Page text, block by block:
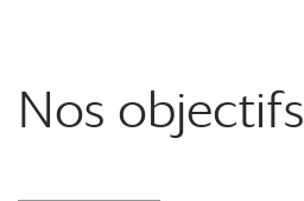
Nos objectifs